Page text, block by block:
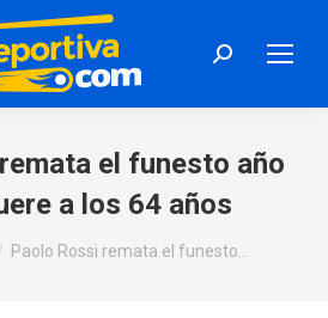
Search:
el funesto año
a los 64 años
Paolo Rossi remata el funesto…